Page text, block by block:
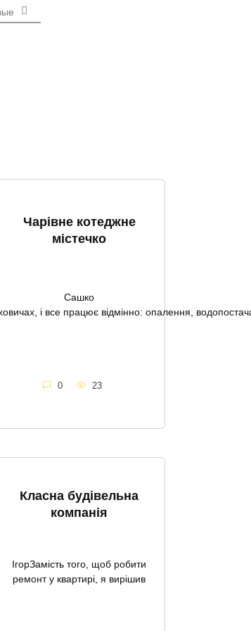
Чарівне котеджне
містечко
Сашко
і все працює відмінно: опалення,
0 23
Класна будівельна
компанія
ІгорЗамість того, щоб робити
ремонт у квартирі, я вирішив